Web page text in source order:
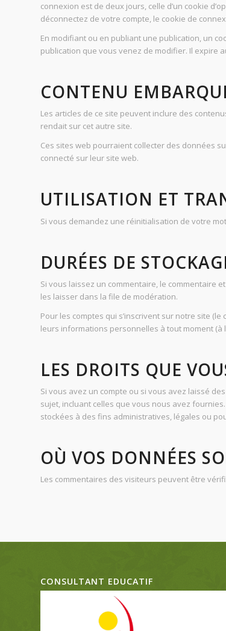
connexion est de deux jours, celle d’un cookie
déconnectez de votre compte, le cookie de
En modifiant ou en publiant une publication, un
publication que vous venez de modifier. Il expire
CONTENU
Les articles de ce site peuvent inclure des
rendait sur cet autre site.
Ces sites web pourraient collecter des données
connecté sur leur site web.
UTILISATION ET
Si vous demandez une réinitialisation de votre
DURÉES DE
Si vous laissez un commentaire, le commentaire
les laisser dans la file de modération.
Pour les comptes qui s’inscrivent sur notre site
leurs informations personnelles à tout moment
LES DROITS QUE
Si vous avez un compte ou si vous avez laissé
sujet, incluant celles que vous nous avez
stockées à des fins administratives, légales ou
OÙ VOS DONNÉES
Les commentaires des visiteurs peuvent être
CONSULTANT EDUCATIF